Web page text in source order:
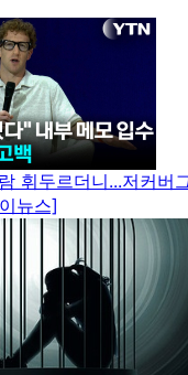
휘두르더니...저커버
뉴스]